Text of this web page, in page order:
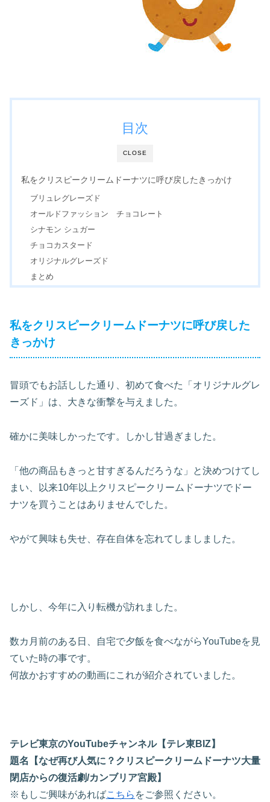
CLOSE
目次
私をクリスピークリームドーナツに呼び戻したきっかけ
ブリュレグレーズド
オールドファッション チョコレート
シナモン シュガー
チョコカスタード
オリジナルグレーズド
まとめ
私をクリスピークリームドーナツに呼び戻した
きっかけ
冒頭でもお話しした通り、初めて食べた「オリジナルグレ
ーズド」は、大きな衝撃を与えました。
確かに美味しかったです。しかし甘過ぎました。
「他の商品もきっと甘すぎるんだろうな」と決めつけてし
まい、以来10年以上クリスピークリームドーナツでドー
ナツを買うことはありませんでした。
やがて興味も失せ、存在自体を忘れてしましました。
しかし、今年に入り転機が訪れました。
数カ月前のある日、自宅で夕飯を食べながらYouTubeを見
ていた時の事です。
何故かおすすめの動画にこれが紹介されていました。
テレビ東京のYouTubeチャンネル【テレ東BIZ】
題名【なぜ再び人気に？クリスピークリームドーナツ大量
閉店からの復活劇/カンブリア宮殿】
※もしご興味があればこちら をご参照ください。